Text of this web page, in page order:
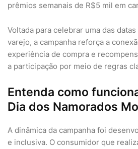
prêmios semanais de R$5 mil em
Voltada para celebrar uma das
varejo, a campanha reforça a
experiência de compra e
a participação por meio de regras
Entenda como
Dia dos Namorados
A dinâmica da campanha foi
e inclusiva. O consumidor que